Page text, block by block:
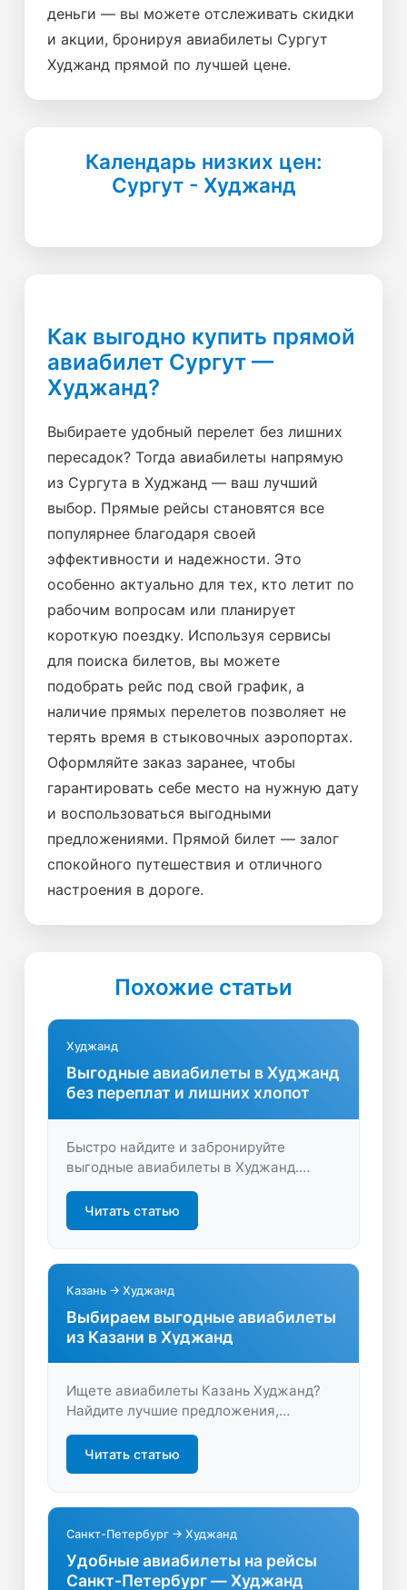
деньги — вы можете отслеживать скидки
и акции, бронируя авиабилеты Сургут
Худжанд прямой по лучшей цене.
Календарь низких цен:
Сургут - Худжанд
Как выгодно купить прямой
авиабилет Сургут —
Худжанд?
Выбираете удобный перелет без лишних
пересадок? Тогда авиабилеты напрямую
из Сургута в Худжанд — ваш лучший
выбор. Прямые рейсы становятся все
популярнее благодаря своей
эффективности и надежности. Это
особенно актуально для тех, кто летит по
рабочим вопросам или планирует
короткую поездку. Используя сервисы
для поиска билетов, вы можете
подобрать рейс под свой график, а
наличие прямых перелетов позволяет не
терять время в стыковочных аэропортах.
Оформляйте заказ заранее, чтобы
гарантировать себе место на нужную дату
и воспользоваться выгодными
предложениями. Прямой билет — залог
спокойного путешествия и отличного
настроения в дороге.
Похожие статьи
Худжанд
Выгодные авиабилеты в Худжанд
без переплат и лишних хлопот
Быстро найдите и забронируйте
выгодные авиабилеты в Худжанд.
вариант и отправляйтесь в
путешествие с максимальным
Читать статью
Казань → Худжанд
Выбираем выгодные авиабилеты
из Казани в Худжанд
Ищете авиабилеты Казань Худжанд?
Найдите лучшие предложения,
сравните цены и выберите удобный
рейс. Экономьте время и деньги,
бронируя билеты онлайн.
Читать статью
Санкт-Петербург → Худжанд
Удобные авиабилеты на рейсы
Санкт-Петербург — Худжанд